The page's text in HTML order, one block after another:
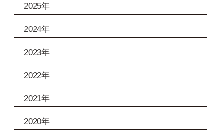
2025年
2024年
2023年
2022年
2021年
2020年